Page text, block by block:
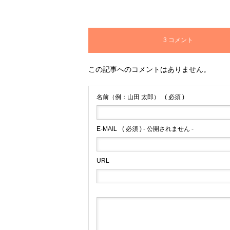
3 コメント
この記事へのコメントはありません。
名前（例：山田 太郎） ( 必須 )
E-MAIL ( 必須 ) - 公開されません -
URL